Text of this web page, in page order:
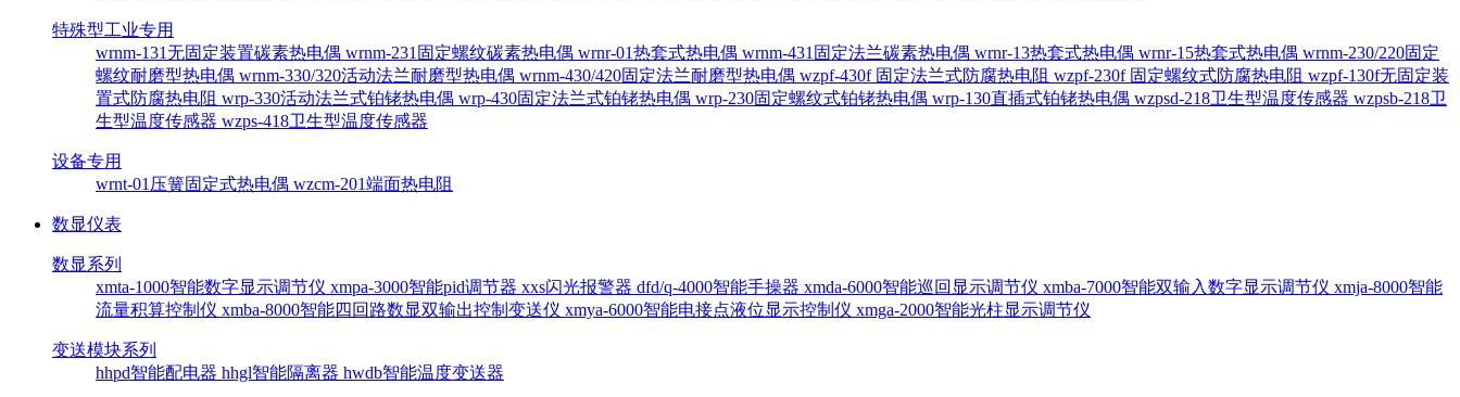
特殊型工业专用
wrnm-131无固定装置碳素热电偶 wrnm-231固定螺纹碳素热电偶 wrnr-01热套式热电偶 wrnm-431固定法兰碳素热电偶 wrnr-13热套式热电偶 wrnr-15热套式热电偶 wrnm-230/220固定
螺纹耐磨型热电偶 wrnm-330/320活动法兰耐磨型热电偶 wrnm-430/420固定法兰耐磨型热电偶 wzpf-430f 固定法兰式防腐热电阻 wzpf-230f 固定螺纹式防腐热电阻 wzpf-130f无固定装
置式防腐热电阻 wrp-330活动法兰式铂铑热电偶 wrp-430固定法兰式铂铑热电偶 wrp-230固定螺纹式铂铑热电偶 wrp-130直插式铂铑热电偶 wzpsd-218卫生型温度传感器 wzpsb-218卫
生型温度传感器 wzps-418卫生型温度传感器
设备专用
wrnt-01压簧固定式热电偶 wzcm-201端面热电阻
数显仪表
数显系列
xmta-1000智能数字显示调节仪 xmpa-3000智能pid调节器 xxs闪光报警器 dfd/q-4000智能手操器 xmda-6000智能巡回显示调节仪 xmba-7000智能双输入数字显示调节仪 xmja-8000智能
流量积算控制仪 xmba-8000智能四回路数显双输出控制变送仪 xmya-6000智能电接点液位显示控制仪 xmga-2000智能光柱显示调节仪
变送模块系列
hhpd智能配电器 hhgl智能隔离器 hwdb智能温度变送器